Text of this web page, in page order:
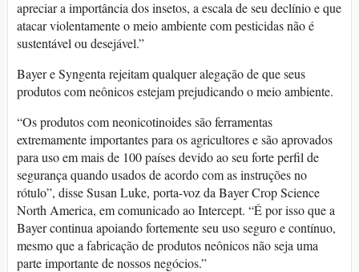
apreciar a importância dos insetos, a escala de seu declínio e que
atacar violentamente o meio ambiente com pesticidas não é
sustentável ou desejável.”
Bayer e Syngenta rejeitam qualquer alegação de que seus
produtos com neônicos estejam prejudicando o meio ambiente.
“Os produtos com neonicotinoides são ferramentas
extremamente importantes para os agricultores e são aprovados
para uso em mais de 100 países devido ao seu forte perfil de
segurança quando usados de acordo com as instruções no
rótulo”, disse Susan Luke, porta-voz da Bayer Crop Science
North America, em comunicado ao Intercept. “É por isso que a
Bayer continua apoiando fortemente seu uso seguro e contínuo,
mesmo que a fabricação de produtos neônicos não seja uma
parte importante de nossos negócios.”